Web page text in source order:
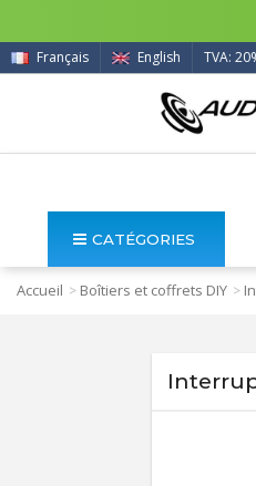
Français English TVA:
CATÉGORIES
Accueil > Boîtiers et coffrets DIY >